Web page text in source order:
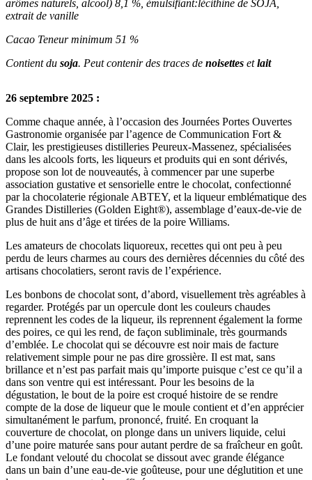
arômes naturels, alcool) 8,1 %, émulsifiant:lécithine de SOJA,
extrait de vanille
Cacao Teneur minimum 51 %
Contient du soja. Peut contenir des traces de noisettes etlait
26 septembre 2025 :
Comme chaque année, à l’occasion des Journées Portes Ouvertes
Gastronomie organisée par l’agence de Communication Fort &
Clair, les prestigieuses distilleries Peureux-Massenez, spécialisées
dans les alcools forts, les liqueurs et produits qui en sont dérivés,
propose son lot de nouveautés, à commencer par une superbe
association gustative et sensorielle entre le chocolat, confectionné
par la chocolaterie régionale ABTEY, et la liqueur emblématique des
Grandes Distilleries (Golden Eight®), assemblage d’eaux-de-vie de
plus de huit ans d’âge et tirées de la poire Williams.
Les amateurs de chocolats liquoreux, recettes qui ont peu à peu
perdu de leurs charmes au cours des dernières décennies du côté des
artisans chocolatiers, seront ravis de l’expérience.
Les bonbons de chocolat sont, d’abord, visuellement très agréables à
regarder. Protégés par un opercule dont les couleurs chaudes
reprennent les codes de la liqueur, ils reprennent également la forme
des poires, ce qui les rend, de façon subliminale, très gourmands
d’emblée. Le chocolat qui se découvre est noir mais de facture
relativement simple pour ne pas dire grossière. Il est mat, sans
brillance et n’est pas parfait mais qu’importe puisque c’est ce qu’il a
dans son ventre qui est intéressant. Pour les besoins de la
dégustation, le bout de la poire est croqué histoire de se rendre
compte de la dose de liqueur que le moule contient et d’en apprécier
simultanément le parfum, prononcé, fruité. En croquant la
couverture de chocolat, on plonge dans un univers liquide, celui
d’une poire maturée sans pour autant perdre de sa fraîcheur en goût.
Le fondant velouté du chocolat se dissout avec grande élégance
dans un bain d’une eau-de-vie goûteuse, pour une déglutition et une